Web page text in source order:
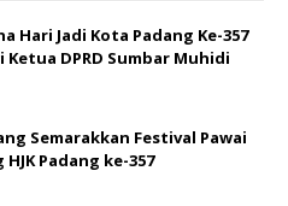
Hari Jadi Kota Padang Ke-357
DPRD Sumbar Muhidi
Semarakkan Festival Pawai
Padang ke-357